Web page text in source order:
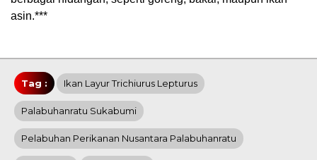
asin.***
Tag : Ikan Layur Trichiurus Lepturus
Palabuhanratu Sukabumi
Pelabuhan Perikanan Nusantara Palabuhanratu